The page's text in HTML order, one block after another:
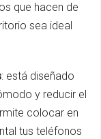
que hacen de
sea ideal
: está diseñado
y reducir el
colocar en
tus teléfonos